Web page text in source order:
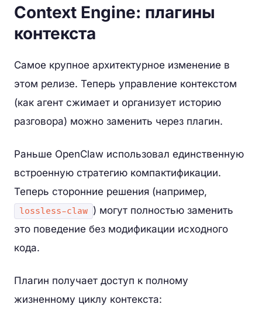
Context Engine: плагины
контекста
Самое крупное архитектурное изменение в
этом релизе. Теперь управление контекстом
(как агент сжимает и организует историю
разговора) можно заменить через плагин.
Раньше OpenClaw использовал единственную
встроенную стратегию компактификации.
Теперь сторонние решения (например,
lossless-claw ) могут полностью заменить
это поведение без модификации исходного
кода.
Плагин получает доступ к полному
жизненному циклу контекста: